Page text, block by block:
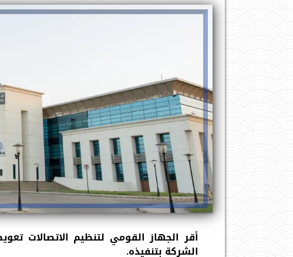
أقر الجهاز القومي لتنظيم الاتصالات
الشركة بتنفيذه.